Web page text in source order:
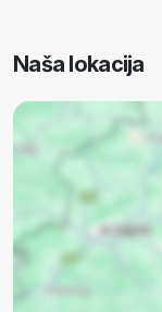
Naša lokacija